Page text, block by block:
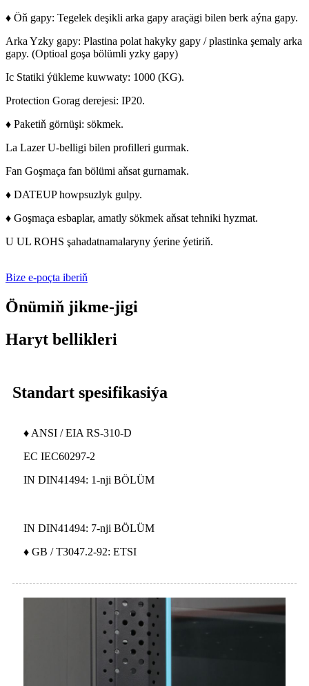
♦ Öň gapy: Tegelek deşikli arka gapy araçägi bilen berk aýna gapy.
Arka Yzky gapy: Plastina polat hakyky gapy / plastinka şemaly arka
gapy. (Optioal goşa bölümli yzky gapy)
Ic Statiki ýükleme kuwwaty: 1000 (KG).
Protection Gorag derejesi: IP20.
♦ Paketiň görnüşi: sökmek.
La Lazer U-belligi bilen profilleri gurmak.
Fan Goşmaça fan bölümi aňsat gurnamak.
♦ DATEUP howpsuzlyk gulpy.
♦ Goşmaça esbaplar, amatly sökmek aňsat tehniki hyzmat.
U UL ROHS şahadatnamalaryny ýerine ýetiriň.
Bize e-poçta iberiň
Önümiň jikme-jigi
Haryt bellikleri
Standart spesifikasiýa
♦ ANSI / EIA RS-310-D
EC IEC60297-2
IN DIN41494: 1-nji BÖLÜM
IN DIN41494: 7-nji BÖLÜM
♦ GB / T3047.2-92: ETSI